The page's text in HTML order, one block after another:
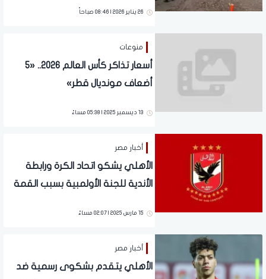
26 يناير 2026 | 08:46 صباحاً
منوعات
أسعار تذاكر كأس العالم 2026.. «5
أضعاف مونديال قطر»
13 ديسمبر 2025 | 05:38 مساءً
أخبار مصر
الأهلي يشكو اتحاد الكرة ورابطة
الأندية للجنة الأولمبية بسبب القمة
15 مارس 2025 | 02:07 مساءً
أخبار مصر
الأهلي يتقدم بشكوى رسمية ضد